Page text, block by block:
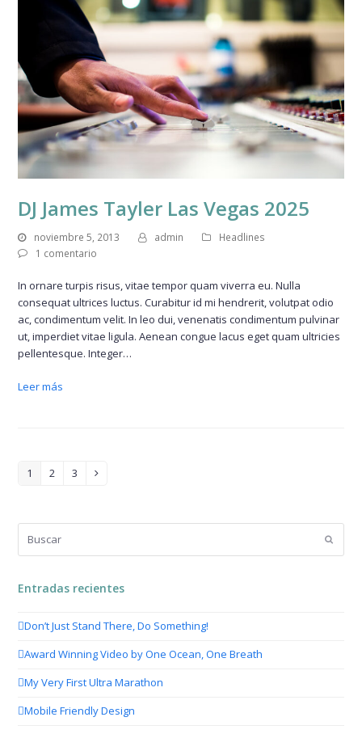
DJ James Tayler Las Vegas 2025
noviembre 5, 2013 admin
Headlines
1 comentario
In ornare turpis risus, vitae tempor quam viverra eu. Nulla
consequat ultrices luctus. Curabitur id mi hendrerit, volutpat odio
ac, condimentum velit. In leo dui, venenatis condimentum pulvinar
ut, imperdiet vitae ligula. Aenean congue lacus eget quam ultricies
pellentesque. Integer…
Leer más
Page
1 Page
2 Page
3 Siguiente
Enviar
Entradas recientes
Don’t Just Stand There, Do Something!
Award Winning Video by One Ocean, One Breath
My Very First Ultra Marathon
Mobile Friendly Design